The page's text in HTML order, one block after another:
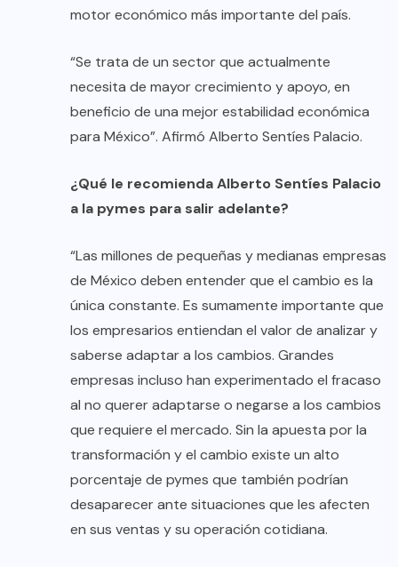
motor económico más importante del país.
“Se trata de un sector que actualmente
necesita de mayor crecimiento y apoyo, en
beneficio de una mejor estabilidad económica
para México”. Afirmó Alberto Sentíes Palacio.
¿Qué le recomienda Alberto Sentíes Palacio
a la pymes para salir adelante?
“Las millones de pequeñas y medianas empresas
de México deben entender que el cambio es la
única constante. Es sumamente importante que
los empresarios entiendan el valor de analizar y
saberse adaptar a los cambios. Grandes
empresas incluso han experimentado el fracaso
al no querer adaptarse o negarse a los cambios
que requiere el mercado. Sin la apuesta por la
transformación y el cambio existe un alto
porcentaje de pymes que también podrían
desaparecer ante situaciones que les afecten
en sus ventas y su operación cotidiana.